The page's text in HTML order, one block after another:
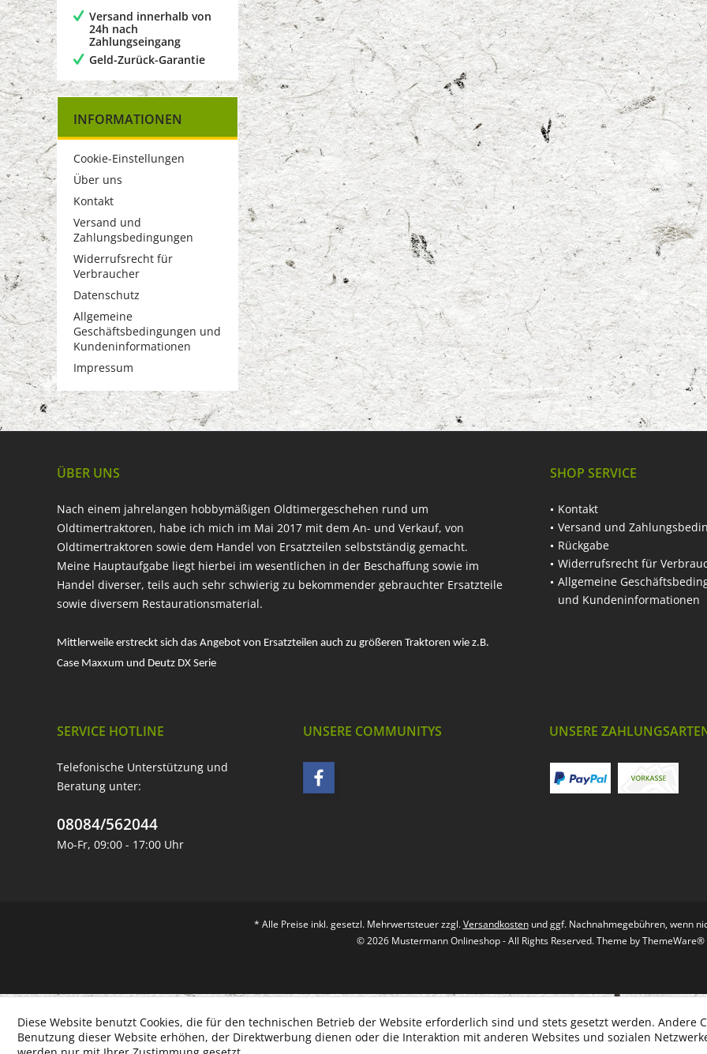
Versand innerhalb von
24h nach
Zahlungseingang
Geld-Zurück-Garantie
INFORMATIONEN
Cookie-Einstellungen
Über uns
Kontakt
Versand und
Zahlungsbedingungen
Widerrufsrecht für
Verbraucher
Datenschutz
Allgemeine
Geschäftsbedingungen und
Kundeninformationen
Impressum
ÜBER UNS
Nach einem jahrelangen hobbymäßigen Oldtimergeschehen rund um
Oldtimertraktoren, habe ich mich im Mai 2017 mit dem An- und Verkauf, von
Oldtimertraktoren sowie dem Handel von Ersatzteilen selbstständig gemacht.
Meine Hauptaufgabe liegt hierbei im wesentlichen in der Beschaffung sowie im
Handel diverser, teils auch sehr schwierig zu bekommender gebrauchter Ersatzteile
sowie diversem Restaurationsmaterial.
Mittlerweile erstreckt sich das Angebot von Ersatzteilen auch zu größeren Traktoren wie z.B.
Case Maxxum und Deutz DX Serie
SHOP SERVICE
Kontakt
Versand und
Rückgabe
Widerrufsrecht für
Allgemeine
und Kundeninformationen
SERVICE HOTLINE
Telefonische Unterstützung und
Beratung unter:
08084/562044
Mo-Fr, 09:00 - 17:00 Uhr
UNSERE COMMUNITYS UNSERE
* Alle Preise inkl. gesetzl. Mehrwertsteuer zzgl.Versandkostenund ggf. Nachnahmegebühren, wenn
© 2026 Mustermann Onlineshop - All Rights Reserved. Theme byThemeWare®
Diese Website benutzt Cookies, die für den technischen Betrieb der Website erforderlich sind und stets gesetzt werden. Andere
Benutzung dieser Website erhöhen, der Direktwerbung dienen oder die Interaktion mit anderen Websites und sozialen